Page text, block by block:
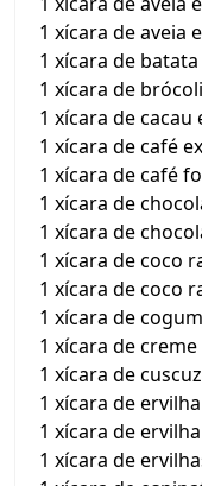
1 xícara de aveia
1 xícara de
1 xícara de
1 xícara de cacau
1 xícara de café
1 xícara de café
1 xícara de
1 xícara de
1 xícara de coco
1 xícara de coco
1 xícara de
1 xícara de
1 xícara de
1 xícara de
1 xícara de
1 xícara de